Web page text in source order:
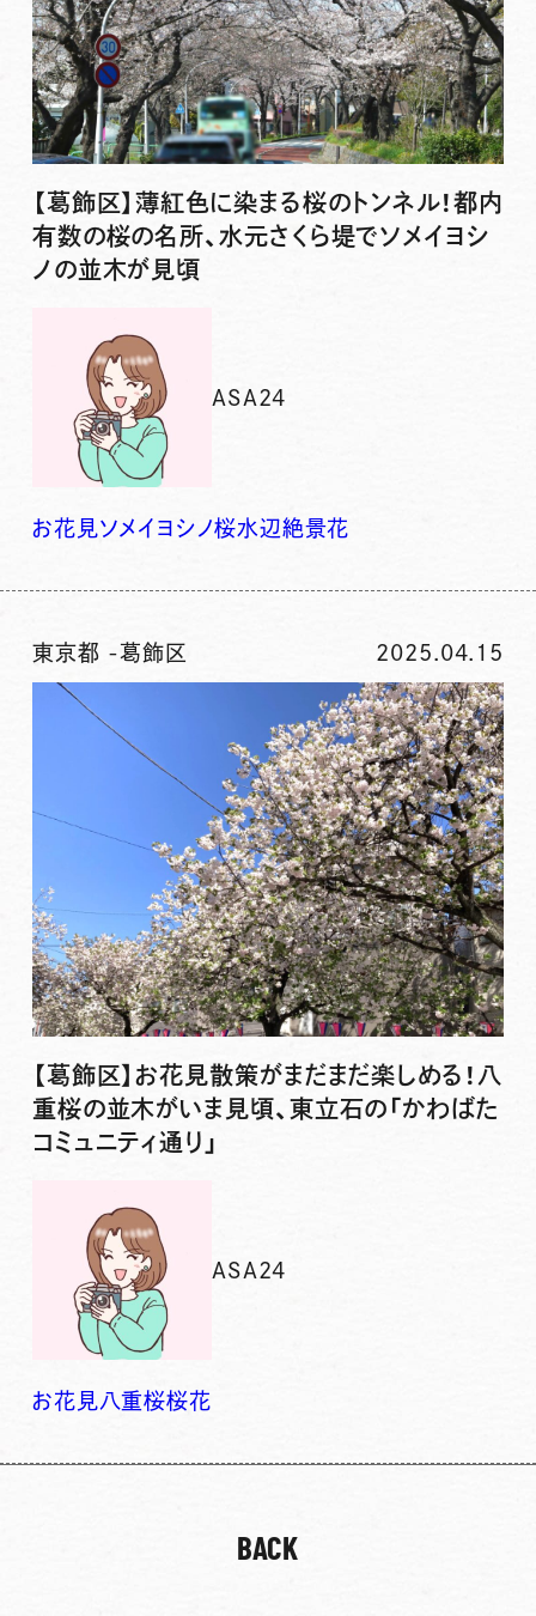
【葛飾区】薄紅色に染まる桜のトンネル！都内
有数の桜の名所、水元さくら堤でソメイヨシ
ノの並木が見頃
ASA24
お花見ソメイヨシノ桜水辺絶景花
東京都 -葛飾区 2025.04.15
【葛飾区】お花見散策がまだまだ楽しめる！八
重桜の並木がいま見頃、東立石の「かわばた
コミュニティ通り」
ASA24
お花見八重桜桜花
BACK